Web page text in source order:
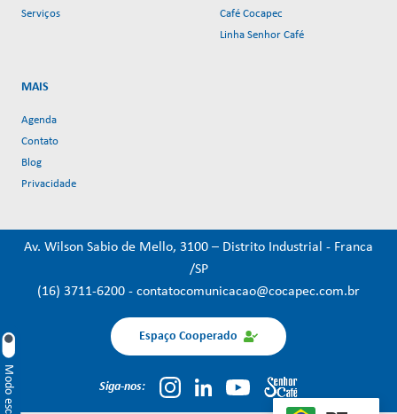
Modo escuro
Serviços
Café Cocapec
Linha Senhor Café
MAIS
Agenda
Contato
Blog
Privacidade
Av. Wilson Sabio de Mello, 3100 – Distrito Industrial - Franca
/SP
(16) 3711-6200 - contatocomunicacao@cocapec.com.br
Espaço Cooperado
Siga-nos: